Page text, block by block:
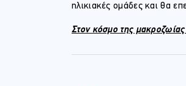
ηλικιακές ομάδες και θα
Στον κόσμο της μακροζωίας